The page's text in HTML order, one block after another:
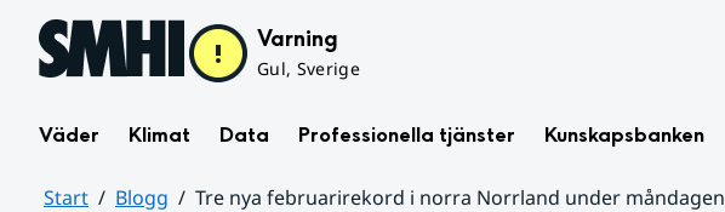
Hoppa till sidans innehåll Varning
Gul, Sverige
Väder Klimat Data Professionella tjänster Kunskapsbanken
Start Blogg
Tre nya februarirekord i norra Norrland under måndagen